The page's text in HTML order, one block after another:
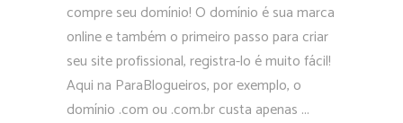
compre seu domínio! O domínio é sua marca
online e também o primeiro passo para criar
seu site profissional, registra-lo é muito fácil!
Aqui na ParaBlogueiros, por exemplo, o
domínio .com ou .com.br custa apenas